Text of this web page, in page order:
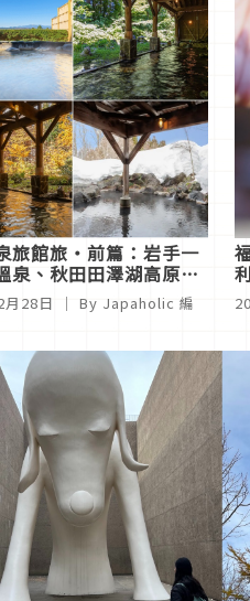
旅館旅・前篇：岩手一
泉、秋田田澤湖高原雪
月28日 ｜ By Japaholic 編